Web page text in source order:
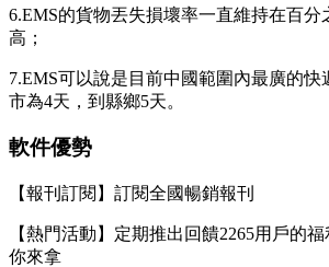
6.EMS的貨物丟失損壞率一直維持在百分
高；
7.EMS可以說是目前中國範圍內最廣的
市為4天，到縣鄉5天。
軟件優勢
【報刊訂閱】訂閱全國暢銷報刊
【熱門活動】定期推出回饋2265用戶的
你來拿